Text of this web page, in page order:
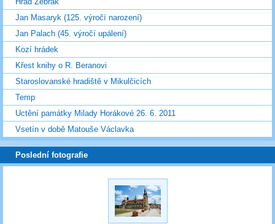
Jan Masaryk (125. výročí narození)
Jan Palach (45. výročí upálení)
Kozí hrádek
Křest knihy o R. Beranovi
Staroslovanské hradiště v Mikulčicích
Temp
Uctění památky Milady Horákové 26. 6. 2011
Vsetín v době Matouše Václavka
Poslední fotografie